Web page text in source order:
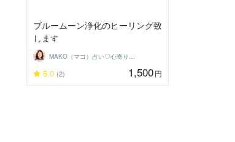
ブルームーン浄化のヒーリング致
します
MAKO（マコ）占い♡心寄り添うヒーラー
5.0 (2) 1,500円